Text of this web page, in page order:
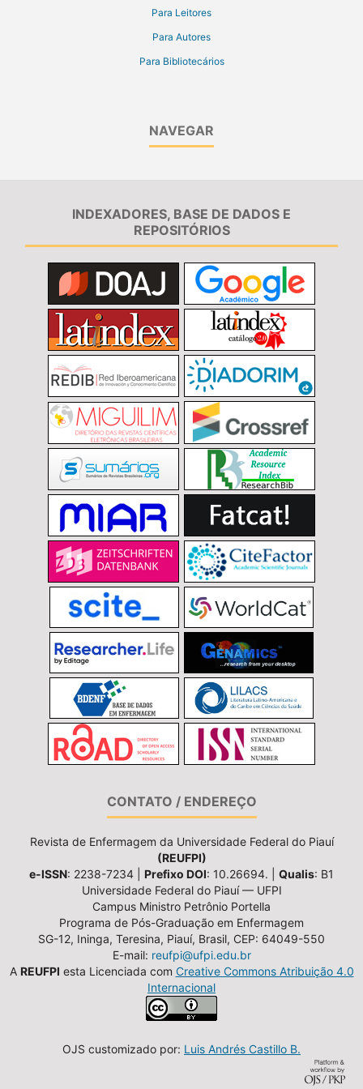
Para Leitores
Para Autores
Para Bibliotecários
NAVEGAR
INDEXADORES, BASE DE DADOS E
REPOSITÓRIOS
CONTATO / ENDEREÇO
Revista de Enfermagem da Universidade Federal do Piauí
(REUFPI)
e-ISSN: 2238-7234 | Prefixo DOI: 10.26694. | Qualis: B1
Universidade Federal do Piauí — UFPI
Campus Ministro Petrônio Portella
Programa de Pós-Graduação em Enfermagem
SG-12, Ininga, Teresina, Piauí, Brasil, CEP: 64049-550
E-mail: reufpi@ufpi.edu.br
A REUFPI esta Licenciada com Creative Commons Atribuição 4.0
Internacional
OJS customizado por: Luis Andrés Castillo B.